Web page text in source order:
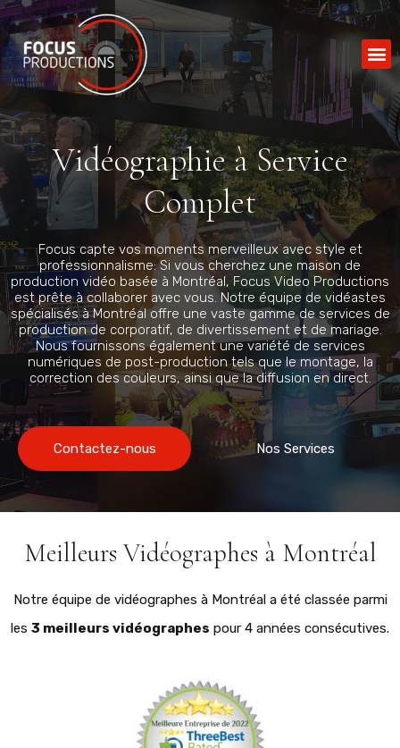
Vidéographie à Service
Complet
Focus capte vos moments merveilleux avec style et
professionnalisme: Si vous cherchez une maison de
production vidéo basée à Montréal, Focus Video Productions
est prête à collaborer avec vous. Notre équipe de vidéastes
spécialisés à Montréal offre une vaste gamme de services de
production de corporatif, de divertissement et de mariage.
Nous fournissons également une variété de services
numériques de post-production tels que le montage, la
correction des couleurs, ainsi que la diffusion en direct.
Contactez-nous Nos Services
Meilleurs Vidéographes à Montréal
Notre équipe de vidéographes à Montréal a été classée parmi
les 3 meilleurs vidéographes pour 4 années consécutives.